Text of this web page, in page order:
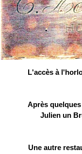
L'accès à
Après quelques
Julien un
Une autre